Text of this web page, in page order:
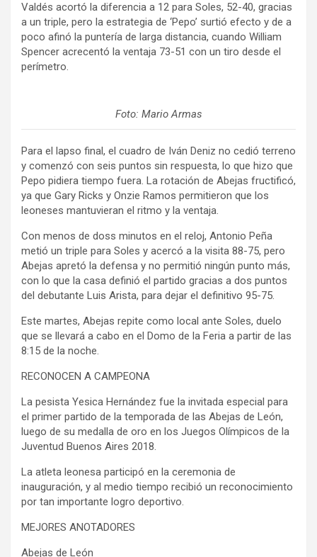
Valdés acortó la diferencia a 12 para Soles, 52-40, gracias
a un triple, pero la estrategia de ‘Pepo’ surtió efecto y de a
poco afinó la puntería de larga distancia, cuando William
Spencer acrecentó la ventaja 73-51 con un tiro desde el
perímetro.
Foto: Mario Armas
Para el lapso final, el cuadro de Iván Deniz no cedió terreno
y comenzó con seis puntos sin respuesta, lo que hizo que
Pepo pidiera tiempo fuera. La rotación de Abejas fructificó,
ya que Gary Ricks y Onzie Ramos permitieron que los
leoneses mantuvieran el ritmo y la ventaja.
Con menos de doss minutos en el reloj, Antonio Peña
metió un triple para Soles y acercó a la visita 88-75, pero
Abejas apretó la defensa y no permitió ningún punto más,
con lo que la casa definió el partido gracias a dos puntos
del debutante Luis Arista, para dejar el definitivo 95-75.
Este martes, Abejas repite como local ante Soles, duelo
que se llevará a cabo en el Domo de la Feria a partir de las
8:15 de la noche.
RECONOCEN A CAMPEONA
La pesista Yesica Hernández fue la invitada especial para
el primer partido de la temporada de las Abejas de León,
luego de su medalla de oro en los Juegos Olímpicos de la
Juventud Buenos Aires 2018.
La atleta leonesa participó en la ceremonia de
inauguración, y al medio tiempo recibió un reconocimiento
por tan importante logro deportivo.
MEJORES ANOTADORES
Abejas de León